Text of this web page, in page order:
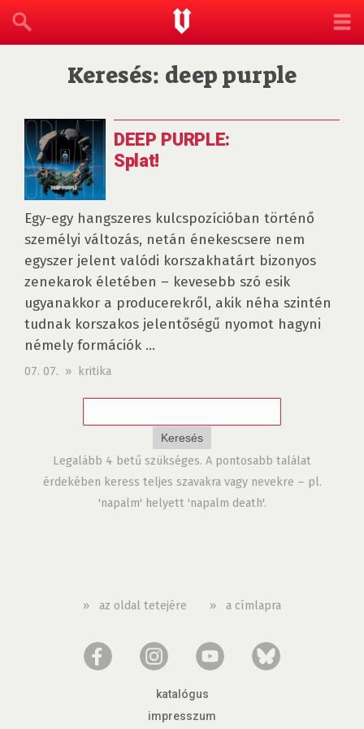
Keresés: deep purple
DEEP PURPLE:
Splat!
Egy-egy hangszeres kulcspozícióban történő
személyi változás, netán énekescsere nem
egyszer jelent valódi korszakhatárt bizonyos
zenekarok életében – kevesebb szó esik
ugyanakkor a producerekről, akik néha szintén
tudnak korszakos jelentőségű nyomot hagyni
némely formációk ...
07. 07. » kritika
Legalább 4 betű szükséges. A pontosabb találat
érdekében keress teljes szavakra vagy nevekre – pl.
'napalm' helyett 'napalm death'.
» az oldal tetejére » a címlapra
katalógus
impresszum